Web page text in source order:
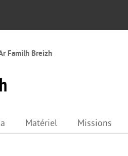
Familh Breizh
Matériel Missions